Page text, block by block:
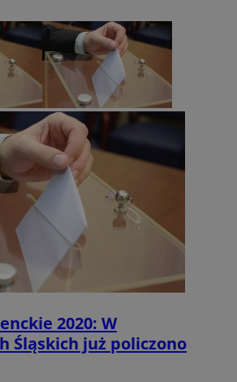
2020: W
Śląskich już policzono